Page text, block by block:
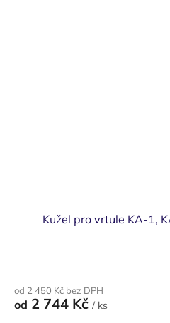
Kužel pro vrtule KA-1,
od 2 450 Kč bez DPH
od 2 744 Kč / ks